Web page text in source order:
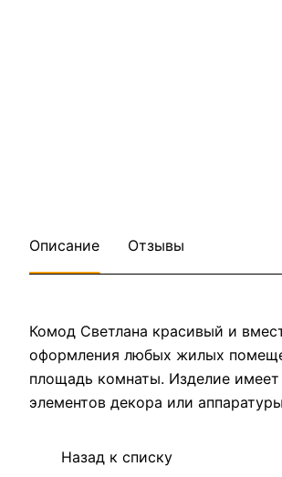
Описание Отзывы
Комод Светлана красивый и
оформления любых жилых
площадь комнаты. Изделие
элементов декора или
Назад к списку